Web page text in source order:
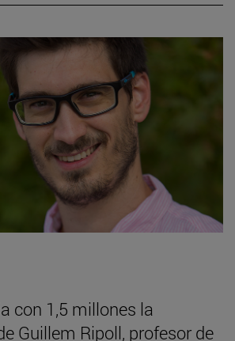
con 1,5 millones la
Guillem Ripoll, profesor de